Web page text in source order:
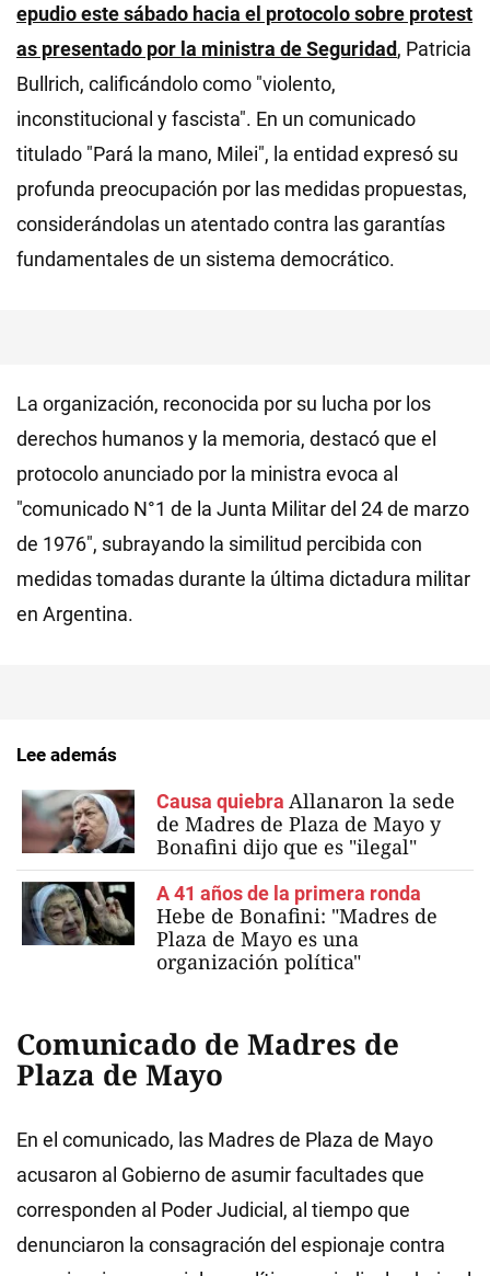
epudio este sábado hacia el protocolo sobre protest
as presentado por la ministra de Seguridad, Patricia
Bullrich, calificándolo como "violento,
inconstitucional y fascista". En un comunicado
titulado "Pará la mano, Milei", la entidad expresó su
profunda preocupación por las medidas propuestas,
considerándolas un atentado contra las garantías
fundamentales de un sistema democrático.
La organización, reconocida por su lucha por los
derechos humanos y la memoria, destacó que el
protocolo anunciado por la ministra evoca al
"comunicado N°1 de la Junta Militar del 24 de marzo
de 1976", subrayando la similitud percibida con
medidas tomadas durante la última dictadura militar
en Argentina.
Lee además
Causa quiebra Allanaron la sede
de Madres de Plaza de Mayo y
Bonafini dijo que es "ilegal"
A 41 años de la primera ronda
Hebe de Bonafini: "Madres de
Plaza de Mayo es una
organización política"
Comunicado de Madres de
Plaza de Mayo
En el comunicado, las Madres de Plaza de Mayo
acusaron al Gobierno de asumir facultades que
corresponden al Poder Judicial, al tiempo que
denunciaron la consagración del espionaje contra